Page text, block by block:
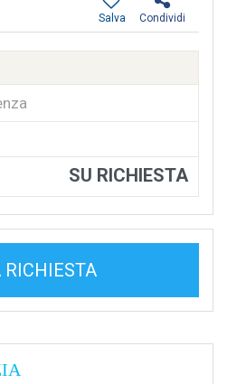
Condividi
Salva
SU RICHIESTA